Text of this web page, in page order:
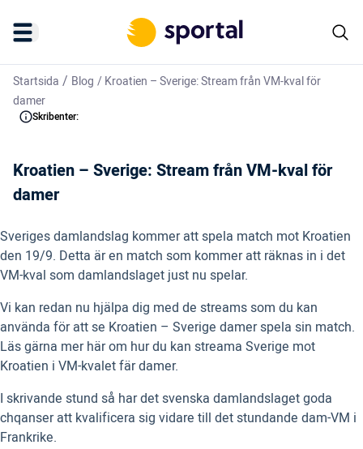
Startsida / Blog /Kroatien – Sverige: Stream från VM-kval för
damer
Skribenter:
Kroatien – Sverige: Stream från VM-kval för
damer
Sveriges damlandslag kommer att spela match mot Kroatien
den 19/9. Detta är en match som kommer att räknas in i det
VM-kval som damlandslaget just nu spelar.
Vi kan redan nu hjälpa dig med de streams som du kan
använda för att se Kroatien – Sverige damer spela sin match.
Läs gärna mer här om hur du kan streama Sverige mot
Kroatien i VM-kvalet fär damer.
I skrivande stund så har det svenska damlandslaget goda
chqanser att kvalificera sig vidare till det stundande dam-VM i
Frankrike.